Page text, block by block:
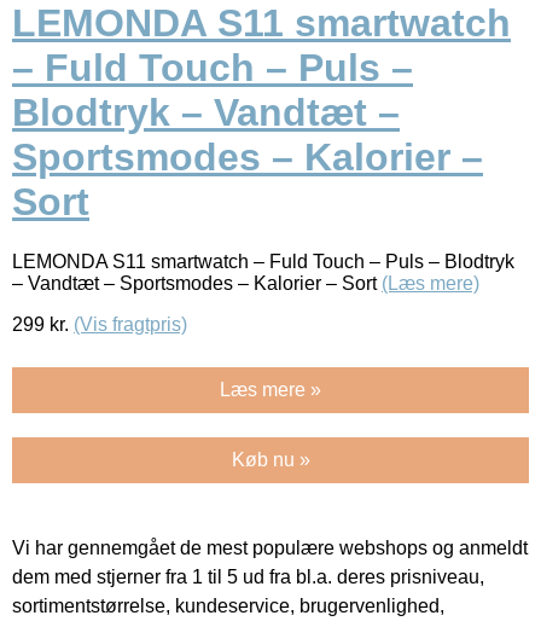
LEMONDA S11 smartwatch
– Fuld Touch – Puls –
Blodtryk – Vandtæt –
Sportsmodes – Kalorier –
Sort
LEMONDA S11 smartwatch – Fuld Touch – Puls – Blodtryk
– Vandtæt – Sportsmodes – Kalorier – Sort (Læs mere)
299 kr. (Vis fragtpris)
Læs mere »
Køb nu »
Vi har gennemgået de mest populære webshops og anmeldt
dem med stjerner fra 1 til 5 ud fra bl.a. deres prisniveau,
sortimentstørrelse, kundeservice, brugervenlighed,